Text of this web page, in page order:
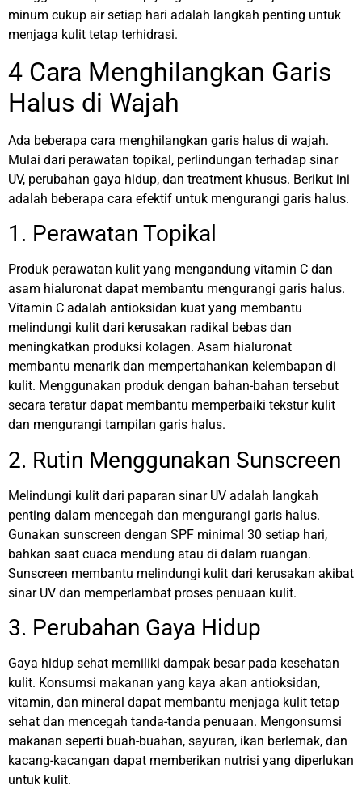
minum cukup air setiap hari adalah langkah penting untuk
menjaga kulit tetap terhidrasi.
4 Cara Menghilangkan Garis
Halus di Wajah
Ada beberapa cara menghilangkan garis halus di wajah.
Mulai dari perawatan topikal, perlindungan terhadap sinar
UV, perubahan gaya hidup, dan treatment khusus. Berikut ini
adalah beberapa cara efektif untuk mengurangi garis halus.
1. Perawatan Topikal
Produk perawatan kulit yang mengandung vitamin C dan
asam hialuronat dapat membantu mengurangi garis halus.
Vitamin C adalah antioksidan kuat yang membantu
melindungi kulit dari kerusakan radikal bebas dan
meningkatkan produksi kolagen. Asam hialuronat
membantu menarik dan mempertahankan kelembapan di
kulit. Menggunakan produk dengan bahan-bahan tersebut
secara teratur dapat membantu memperbaiki tekstur kulit
dan mengurangi tampilan garis halus.
2. Rutin Menggunakan Sunscreen
Melindungi kulit dari paparan sinar UV adalah langkah
penting dalam mencegah dan mengurangi garis halus.
Gunakan sunscreen dengan SPF minimal 30 setiap hari,
bahkan saat cuaca mendung atau di dalam ruangan.
Sunscreen membantu melindungi kulit dari kerusakan akibat
sinar UV dan memperlambat proses penuaan kulit.
3. Perubahan Gaya Hidup
Gaya hidup sehat memiliki dampak besar pada kesehatan
kulit. Konsumsi makanan yang kaya akan antioksidan,
vitamin, dan mineral dapat membantu menjaga kulit tetap
sehat dan mencegah tanda-tanda penuaan. Mengonsumsi
makanan seperti buah-buahan, sayuran, ikan berlemak, dan
kacang-kacangan dapat memberikan nutrisi yang diperlukan
untuk kulit.